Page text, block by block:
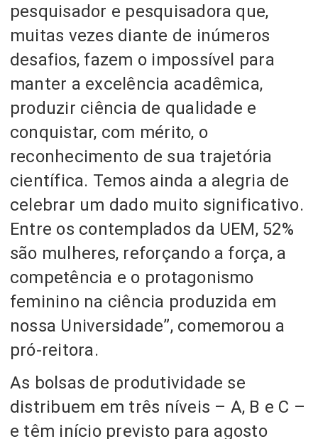
pesquisador e pesquisadora que,
muitas vezes diante de inúmeros
desafios, fazem o impossível para
manter a excelência acadêmica,
produzir ciência de qualidade e
conquistar, com mérito, o
reconhecimento de sua trajetória
científica. Temos ainda a alegria de
celebrar um dado muito significativo.
Entre os contemplados da UEM, 52%
são mulheres, reforçando a força, a
competência e o protagonismo
feminino na ciência produzida em
nossa Universidade”, comemorou a
pró-reitora.
As bolsas de produtividade se
distribuem em três níveis – A, B e C –
e têm início previsto para agosto